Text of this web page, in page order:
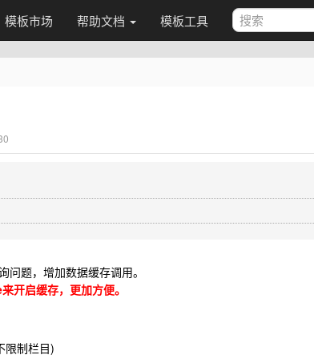
模板市场 帮助文档 模板工具
题，增加数据缓存调用。
开启缓存，更加方便。
限制栏目)